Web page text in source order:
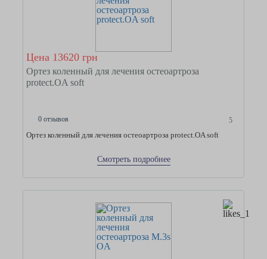
Цена 13620 грн
Ортез коленный для лечения остеоартроза
protect.OA soft
0 отзывов 5
Ортез коленный для лечения остеоартроза protect.OA soft
Смотреть подробнее